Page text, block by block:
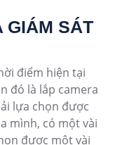
GIÁM SÁT
điểm hiện tại
đó là lắp camera
lựa chọn được
mình, có một vài
được một vài